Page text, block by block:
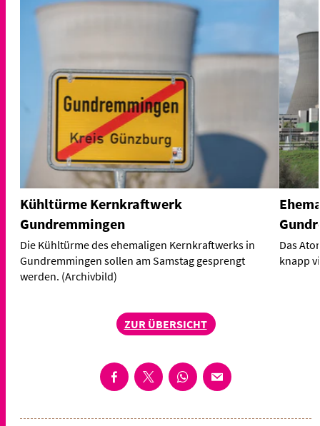
Kühltürme Kernkraftwerk
Gundremmingen
Die Kühltürme des ehemaligen Kernkraftwerks in
Gundremmingen sollen am Samstag gesprengt
werden. (Archivbild)
Das
knapp
ZUR ÜBERSICHT